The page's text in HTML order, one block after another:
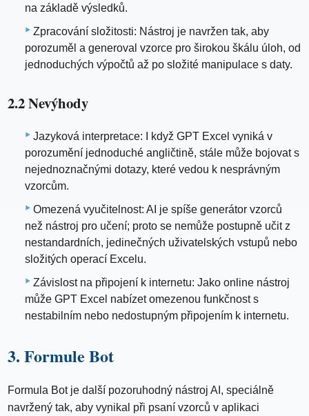
na základě výsledků.
Zpracování složitosti: Nástroj je navržen tak, aby
porozuměl a generoval vzorce pro širokou škálu úloh, od
jednoduchých výpočtů až po složité manipulace s daty.
2.2 Nevýhody
Jazyková interpretace: I když GPT Excel vyniká v
porozumění jednoduché angličtině, stále může bojovat s
nejednoznačnými dotazy, které vedou k nesprávným
vzorcům.
Omezená vyučitelnost: AI je spíše generátor vzorců
než nástroj pro učení; proto se nemůže postupně učit z
nestandardních, jedinečných uživatelských vstupů nebo
složitých operací Excelu.
Závislost na připojení k internetu: Jako online nástroj
může GPT Excel nabízet omezenou funkčnost s
nestabilním nebo nedostupným připojením k internetu.
3. Formule Bot
Formula Bot je další pozoruhodný nástroj AI, speciálně
navržený tak, aby vynikal při psaní vzorců v aplikaci